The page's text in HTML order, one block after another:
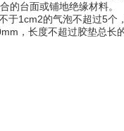
的台面或铺地绝缘材料。
于1cm2的气泡不超过5个
，长度不超过胶垫总长